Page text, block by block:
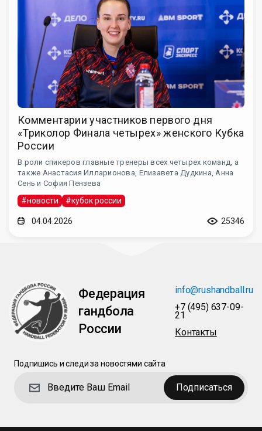
Комментарии участников первого дня
«Триколор Финала четырех» женского Кубка
России
В роли спикеров главные тренеры всех четырех команд, а
также Анастасия Илларионова, Елизавета Дудкина, Анна
Сень и София Пензева
#новости #кубок россии
04.04.2026 25346
Федерация
гандбола
России
info@rushandball.ru
+7 (495) 637-09-
21
Контакты
Подпишись и следи за новостями сайта
Подписаться